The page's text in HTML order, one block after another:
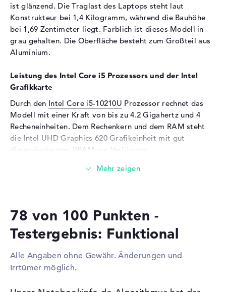
Soundkarte
Hi-Definition Audio
Mikrofon
vorhanden
Webcam
Eingabegeräte
(hintergrund)), Touchpad
(Multi-Touch-Trackpad),
Touchscreen (Multi-Touch,
Stiftbasiert)
802.11a, 802.11b, 802.11g,
Erweiterung / Konnektivität
Schnittstellen
2 x USB 3.1 - Typ C, 1 x USB
3.1 - Typ A
Video
2 x DisplayPort über USB-C
Audio
ist glänzend. Die Traglast des Laptops steht laut
Konstrukteur bei 1,4 Kilogramm, während die Bauhöhe
bei 1,69 Zentimeter liegt. Farblich ist dieses Modell in
grau gehalten. Die Oberfläche besteht zum Großteil aus
Aluminium.
Leistung des Intel Core i5 Prozessors und der Intel
Grafikkarte
Durch den Intel Core i5-10210U Prozessor rechnet das
Modell mit einer Kraft von bis zu 4.2 Gigahertz und 4
Recheneinheiten. Dem Rechenkern und dem RAM steht
die Intel UHD Graphics 620Grafikeinheit mit gut
dimensioniertem VRAM zur Verfügung.
Wieviel Speicher hat das Lenovo Yoga C740-14IML
bereit. Dabei wird bekannter DDR4 SDRAM (PC4-21300 -
Laptop verbessern will, kann dies bis maximal 16 GByte
für eure empfindlichen Dateien, Videos, Lieder und Bilder.
78 von 100 Punkten -
Testergebnis: Funktional
Alle Angaben ohne Gewähr. Änderungen und
Irrtümer möglich.